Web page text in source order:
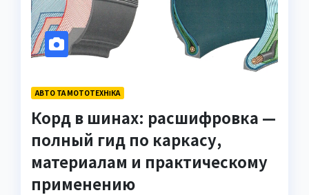
АВТО ТА МОТОТЕХНІКА
Корд в шинах: расшифровка —
полный гид по каркасу,
материалам и практическому
применению